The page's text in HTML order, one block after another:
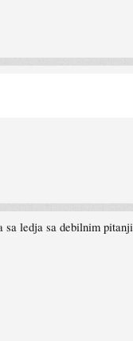
sa ledja sa debilnim